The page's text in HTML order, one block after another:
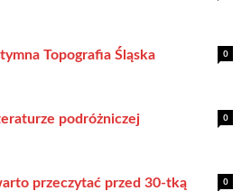
0
Topografia Śląska
0
podróżniczej
0
przeczytać przed 30-tką